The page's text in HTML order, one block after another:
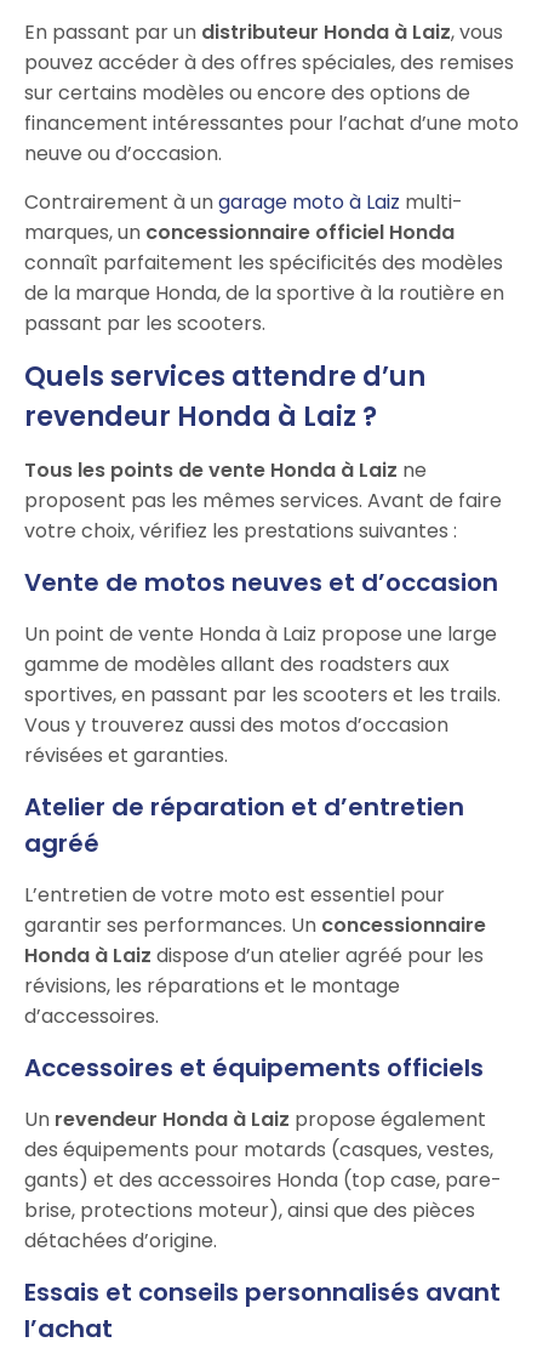
En passant par un distributeur Honda à Laiz, vous
pouvez accéder à des offres spéciales, des remises
sur certains modèles ou encore des options de
financement intéressantes pour l’achat d’une moto
neuve ou d’occasion.
Contrairement à ungarage moto à Laiz multi-
marques, un concessionnaire officiel Honda
connaît parfaitement les spécificités des modèles
de la marque Honda, de la sportive à la routière en
passant par les scooters.
Quels services attendre d’un
revendeur Honda à Laiz ?
Tous les points de vente Honda à Laiz ne
proposent pas les mêmes services. Avant de faire
votre choix, vérifiez les prestations suivantes :
Vente de motos neuves et d’occasion
Un point de vente Honda à Laiz propose une large
gamme de modèles allant des roadsters aux
sportives, en passant par les scooters et les trails.
Vous y trouverez aussi des motos d’occasion
révisées et garanties.
Atelier de réparation et d’entretien
agréé
L’entretien de votre moto est essentiel pour
garantir ses performances. Un concessionnaire
Honda à Laiz dispose d’un atelier agréé pour les
révisions, les réparations et le montage
d’accessoires.
Accessoires et équipements officiels
Un revendeur Honda à Laiz propose également
des équipements pour motards (casques, vestes,
gants) et des accessoires Honda (top case, pare-
brise, protections moteur), ainsi que des pièces
détachées d’origine.
Essais et conseils personnalisés avant
l’achat